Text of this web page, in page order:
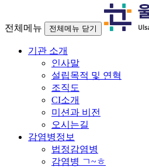
전체메뉴 전체메뉴 닫기
기관 소개
인사말
설립목적 및 연혁
조직도
CI소개
미션과 비전
오시는길
감염병정보
법정감염병
감염병 ㄱ~ㅎ